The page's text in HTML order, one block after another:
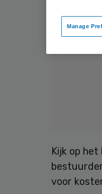
Kijk op
voor
Manage